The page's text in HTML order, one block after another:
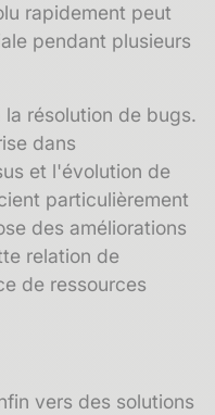
rapidement peut
pendant plusieurs
résolution de bugs.
dans
et l'évolution de
particulièrement
des améliorations
relation de
de ressources
vers des solutions